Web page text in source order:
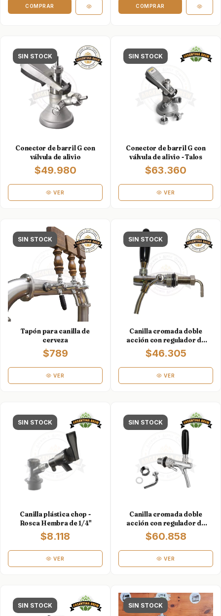
SIN STOCK
Conector de barril G con
válvula de alivio
$49.980
VER
SIN STOCK
Conector de barril G con
válvula de alivio - Talos
$63.360
VER
SIN STOCK
Tapón para canilla de
cerveza
$789
VER
SIN STOCK
Canilla cromada doble
acción con regulador de
caudal
$46.305
VER
SIN STOCK
Canilla plástica chop -
Rosca Hembra de 1/4"
$8.118
VER
SIN STOCK
Canilla cromada doble
acción con regulador de
caudal - Talos
$60.858
VER
SIN STOCK SIN STOCK